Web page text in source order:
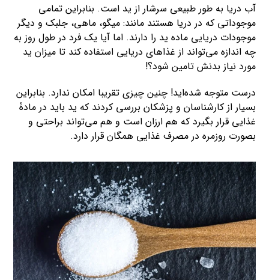
آب دریا به طور طبیعی سرشار از ید است. بنابراین تمامی
موجوداتی که در دریا هستند مانند: میگو، ماهی، جلبک و دیگر
موجودات دریایی ماده ید را دارند. اما آیا یک فرد در طول روز به
چه اندازه می‌تواند از غذاهای دریایی استفاده کند تا میزان ید
مورد نیاز بدنش تامین شود؟!
درست متوجه شده‌اید! چنین چیزی تقریبا امکان ندارد. بنابراین
بسیار از کارشناسان و پزشکان بررسی کردند که ید باید در مادۀ
غذایی قرار بگیرد که هم ارزان است و هم می‌تواند براحتی و
بصورت روزمره در مصرف غذایی همگان قرار دارد.